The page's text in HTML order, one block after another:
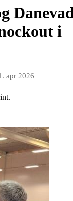
i
apr 2026